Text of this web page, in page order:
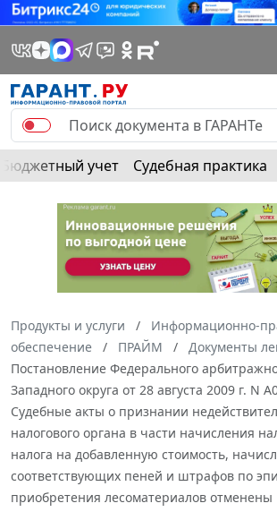
Бюджетный учет Судебная практика
Продукты и услуги
Информационно-
обеспечение
ПРАЙМ
Документы
Постановление Федерального
Западного округа от 28 августа 2009 г. N
Судебные акты о признании
налогового органа в части начисления
налога на добавленную стоимость,
соответствующих пеней и штрафов по
приобретения лесоматериалов отменены